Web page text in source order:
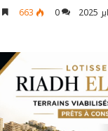
0
663